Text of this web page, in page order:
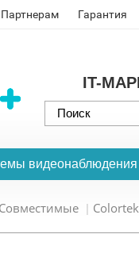
Партнерам Гарантия
IT-
видеонаблюдения
Совместимые Colortek